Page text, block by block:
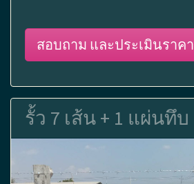
สอบถาม และประเมินราคา
รั้ว 7 เส้น + 1 แผ่นทึบ